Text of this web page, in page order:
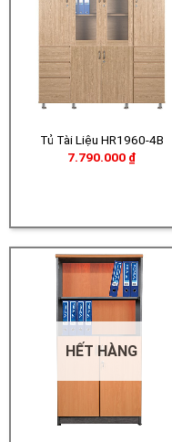
Tủ Tài Liệu HR1960-4B
7.790.000 ₫
HẾT HÀNG